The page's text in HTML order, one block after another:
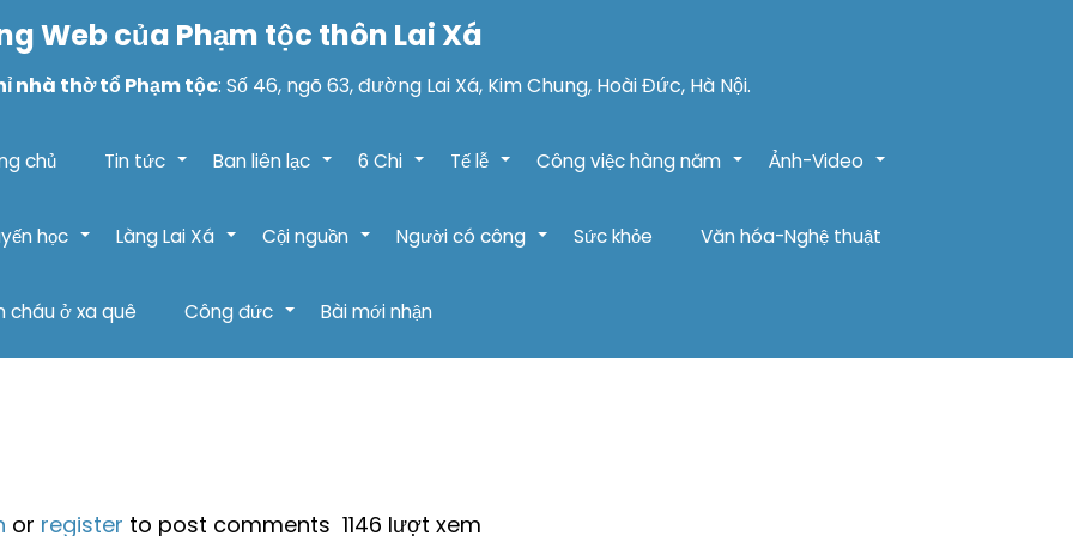
Web của Phạm tộc thôn Lai Xá
nhà thờ tổ Phạm tộc: Số 46, ngõ 63, đường Lai Xá, Kim Chung, Hoài Đức, Hà Nội.
chủ +
Tin tức +
Ban liên lạc +
6 Chi +
Tế lễ +
Công việc hàng năm +
Ảnh-Video
+
học +
Làng Lai Xá +
Cội nguồn +
Người có công Sức khỏe Văn hóa-Nghệ thuật
cháu ở xa quê +
Công đức Bài mới nhận
or register to post comments 1146 lượt xem